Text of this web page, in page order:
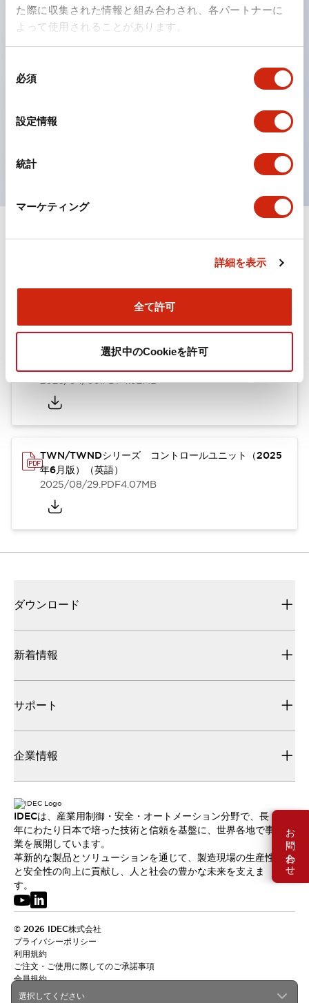
た際に収集された情報と組み合わされ、各パートナーに
よって使用されることがあります。
必須
設定情報
統計
マーケティング
詳細を表示
全て許可
選択中のCookieを許可
お問い合わせ
を搭載。
高電圧タイプのLED球が搭載可能になり、ダイレクト
タイプの定格使用電圧が最大240Vまで対応可能になり
ました。
ひとつで6色の役をこなすLED球（LSRD球）。これま
で色ごとに分かれていたLED球を、1色のLED球で各色
UL、CSA、TÜV、CCC認証品。
TWN/TWNDシリーズ コントロールユニット（2025
2026/04/09.PDF4.92MB
TWN/TWNDシリーズ コントロールユニット（2025
年6月版）（英語）
2025/08/29.PDF4.07MB
選択してください
ダウンロード
新着情報
サポート
企業情報
IDECは、産業用制御・安全・オートメーション分野で、長
年にわたり日本で培った技術と信頼を基盤に、世界各地で事
業を展開しています。
革新的な製品とソリューションを通じて、製造現場の生産性
と安全性の向上に貢献し、人と社会の豊かな未来を支えま
す。
© 2026 IDEC株式会社
プライバシーポリシー
利用規約
ご注文・ご使用に際してのご承諾事項
会員規約